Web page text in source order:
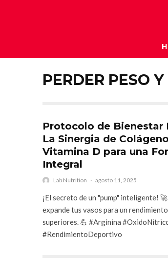
PERDER PESO
Protocolo de Bienestar
La Sinergia de
Vitamina D para una
Integral
Lab Nutrition · agosto 11, 2025
¡El secreto de un "pump" inteligente!
expande tus vasos para un
superiores. 💪 #Arginina
#RendimientoDeportivo